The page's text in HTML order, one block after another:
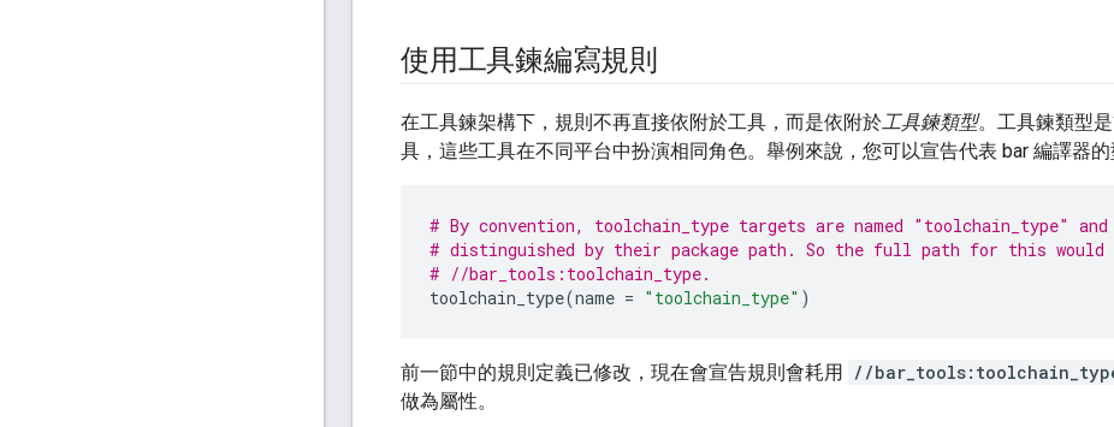
使用工具鍊編寫規則
在工具鍊架構下，規則不再直接依附於工具，而是依附於工具鍊類型。工具鍊類型
具，這些工具在不同平台中扮演相同角色。舉例來說，您可以宣告代表 bar 編譯器的
# By convention, toolchain_type targets are named "toolchain_type" and
# distinguished by their package path. So the full path for this would
# //bar_tools:toolchain_type.
toolchain_type(name = "toolchain_type" )
前一節中的規則定義已修改，現在會宣告規則會耗用 //
做為屬性。